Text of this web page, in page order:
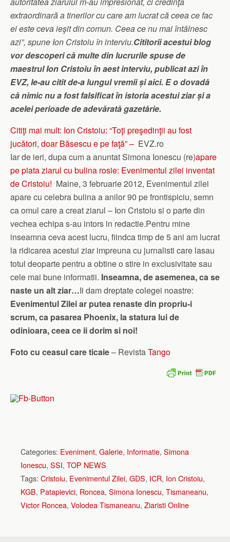
extraordinară a tinerilor cu care am lucrat că ceea ce fac
ei este ceva ieşit din comun. Ceea ce nu mai întâlnesc
azi”, spune Ion Cristoiu în interviu.Cititorii acestui blog
vor descoperi că multe din lucrurile spuse de
maestrul Ion Cristoiu în aest interviu, publicat azi în
EVZ, le-au citit de-a lungul vremii și aici. E o dovadă
că nimic nu a fost falsificat în istoria acestui ziar și a
acelei perioade de adevărată gazetărie.
Citiţi mai mult: Ion Cristoiu: “Toţi preşedinţii au fost
jucători, doar Băsescu e pe faţă”– EVZ.ro
Iar de ieri, dupa cum a anuntat Simona Ionescu (re)apare
pe piata ziarul cu bulina rosie: Evenimentul zilei inventat
de Cristoiu! Maine, 3 februarie 2012, Evenimentul zilei
apare cu celebra bulina a anilor 90 pe frontispiciu, semn
ca omul care a creat ziarul – Ion Cristoiu si o parte din
vechea echipa s-au intors in redactie.Pentru mine
inseamna ceva acest lucru, fiindca timp de 5 ani am lucrat
la ridicarea acestui ziar impreuna cu jurnalisti care lasau
totul deoparte pentru a obtine o stire in exclusivitate sau
cele mai bune informatii. Inseamna, de asemenea, ca se
naste un alt ziar…Ii dam dreptate colegei noastre:
Evenimentul Zilei ar putea renaste din propriu-i
scrum, ca pasarea Phoenix, la statura lui de
odinioara, ceea ce ii dorim si noi!
Foto cu ceasul care ticaie– RevistaTango
Categories: Eveniment, Galerie, Informatie, Simona
Ionescu, SSI, TOP NEWS
Tags: Cristoiu, Evenimentul Zilei, GDS, ICR, Ion Cristoiu,
KGB, Patapievici, Roncea, Simona Ionescu, Tismaneanu,
Victor Roncea, Volodea Tismaneanu, Ziaristi Online